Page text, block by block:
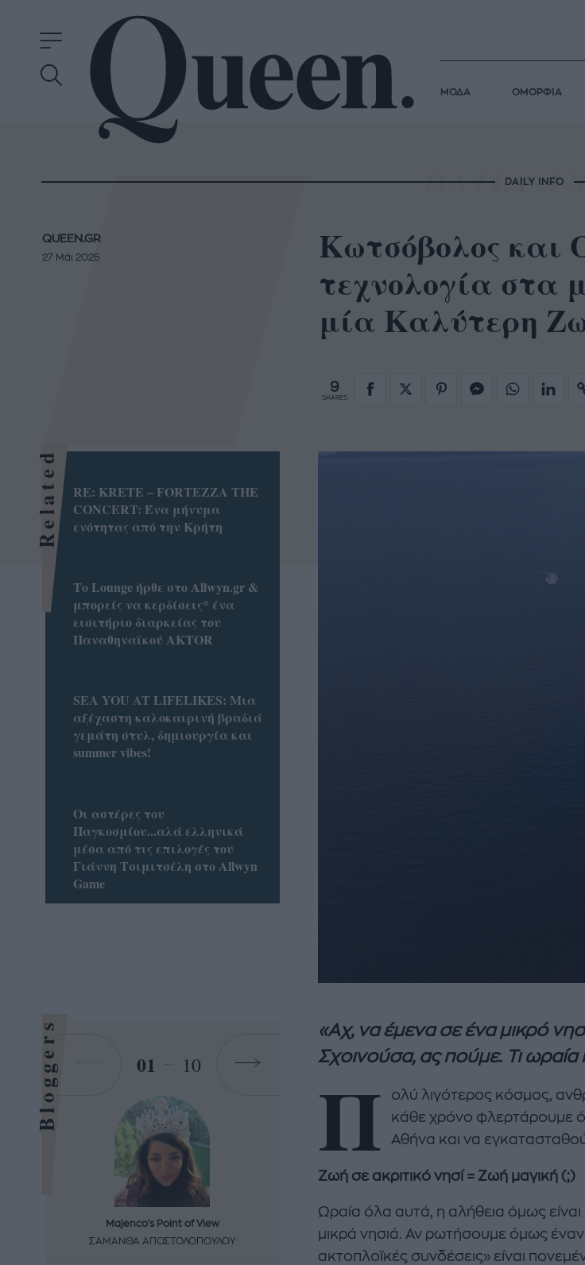
ΜΟΔΑ ΟΜΟΡΦΙΑ
DAILY INFO
Κωτσόβολος και
τεχνολογία στα
μία Καλύτερη
9
SHARES
QUEEN.GR
27 Μάι 2025
«Αχ, να έμενα σε ένα μικρό
Σχοινούσα, ας πούμε. Τι
Π
ολύ λιγότερος κόσμος,
κάθε χρόνο φλερτάρουμε
Αθήνα και να
Ζωή σε ακριτικό νησί = Ζωή μαγική (;)
Ωραία όλα αυτά, η αλήθεια όμως είναι
μικρά νησιά. Αν ρωτήσουμε όμως έναν
ακτοπλοϊκές συνδέσεις» είναι
Related
RE: KRETE – FORTEZZA THE
CONCERT: Ένα μήνυμα
ενότητας από την Κρήτη
Το Lounge ήρθε στο Allwyn.gr &
μπορείς να κερδίσεις* ένα
εισιτήριο διαρκείας του
Παναθηναϊκού AKTOR
SEA YOU AT LIFELIKES: Μια
αξέχαστη καλοκαιρινή βραδιά
γεμάτη στυλ, δημιουργία και
summer vibes!
Οι αστέρες του
Παγκοσμίου...αλά ελληνικά
μέσα από τις επιλογές του
Γιάννη Τσιμιτσέλη στο Allwyn
Game
Bloggers 01 10
Majenco's Point of View
ΣΑΜΑΝΘΑ ΑΠΟΣΤΟΛΟΠΟΥΛΟΥ
ΣΑΜΑΝΘΑ ΑΠΟΣΤΟΛΟΠΟΥΛΟΥ